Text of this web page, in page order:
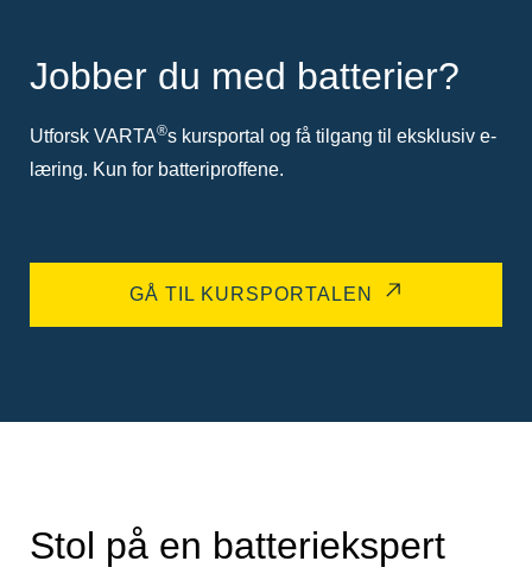
Jobber du med batterier?
Utforsk VARTA®s kursportal og få tilgang til eksklusiv e-
læring. Kun for batteriproffene.
GÅ TIL KURSPORTALEN
Stol på en batteriekspert